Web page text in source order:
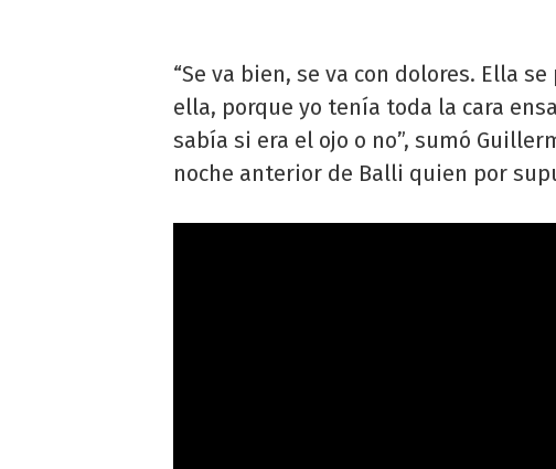
“Se va bien, se va con dolores. Ella
ella, porque yo tenía toda la cara
sabía si era el ojo o no”, sumó
noche anterior de Balli quien por